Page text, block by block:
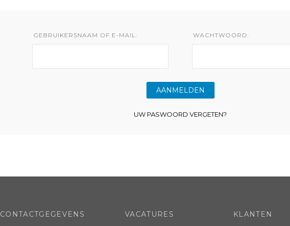
GEBRUIKERSNAAM OF E-MAIL: WACHTWOORD:
UW PASWOORD VERGETEN?
CONTACTGEGEVENS
VACATURES
KLANTEN